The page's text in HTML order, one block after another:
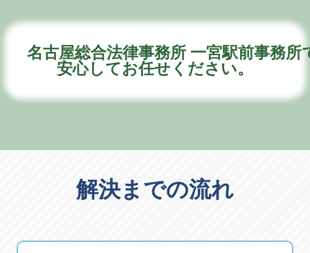
偶者に対してその金額を提示し、支払いを開始
する方法を提案しました。
これに対して配偶者側は不満を示し、婚姻費用
協議を進めた結果、当初の提案額から端数を切
側から先に金額を提示する方法 も有効です。適
正額を早期に確定させることで、過大な支払い
名古屋総合法律事務所 一宮駅前事務
安心してお任せください。
解決までの流れ